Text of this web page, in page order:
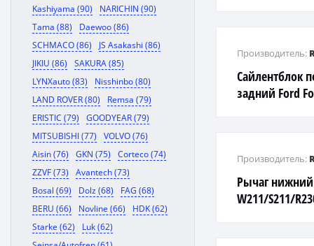
Kashiyama (90)
NARICHIN (90)
Tama (88)
Daewoo (86)
SCHMACO (86)
JS Asakashi (86)
JIKIU (86)
SAKURA (85)
LYNXauto (83)
Nisshinbo (80)
LAND ROVER (80)
Remsa (79)
ERISTIC (79)
GOODYEAR (79)
MITSUBISHI (77)
VOLVO (76)
Aisin (76)
GKN (75)
Corteco (74)
ZZVF (73)
Avantech (73)
Bosal (69)
Dolz (68)
FAG (68)
BERU (66)
Novline (66)
HDK (62)
Starke (62)
Luk (62)
Сайлентблок
задний Ford
Производитель:
Рычаг
W211/S211/
Производитель: